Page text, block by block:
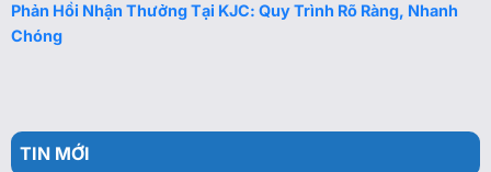
Phản Hồi Nhận Thưởng Tại KJC: Quy Trình Rõ Ràng, Nhanh
Chóng
TIN MỚI